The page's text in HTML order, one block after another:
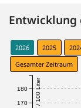
Entwicklung
2026 2025
Gesamter Zeitraum
€ / 100 Liter
170
180